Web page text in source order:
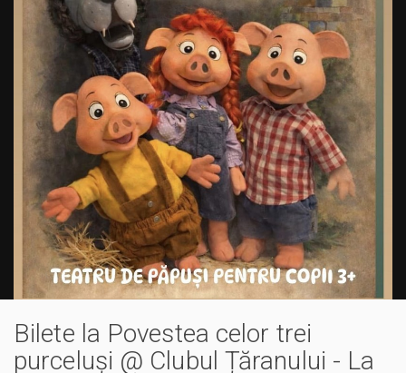
Bilete la Povestea celor trei
purceluși @ Clubul Țăranului - La